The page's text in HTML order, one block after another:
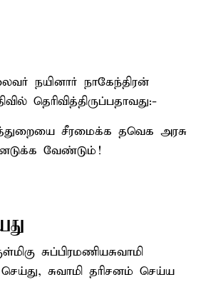
நயினார் நாகேந்திரன்
தெரிவித்திருப்பதாவது:-
சீரமைக்க தவெக அரசு
வேண்டும்!
சுப்பிரமணியசுவாமி
சுவாமி தரிசனம் செய்ய